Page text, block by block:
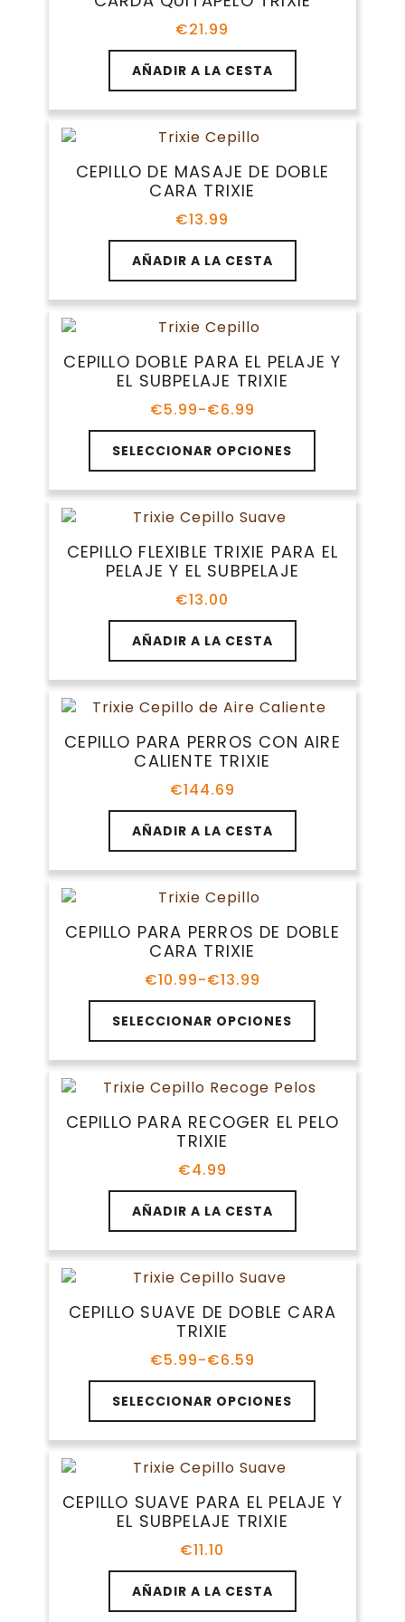
opciones
pueden
la
producto
€21.99
AÑADIR A LA CESTA
CEPILLO DE MASAJE DE DOBLE
CARA TRIXIE
€13.99
AÑADIR A LA CESTA
CEPILLO DOBLE PARA EL PELAJE Y
EL SUBPELAJE TRIXIE
€5.99-€6.99
Rango
de
precios:
desde
€5.99
hasta
€6.99
SELECCIONAR OPCIONES
Este
producto
tiene
múltiples
variantes.
opciones
elegir
página
de
producto
CEPILLO FLEXIBLE TRIXIE PARA EL
PELAJE Y EL SUBPELAJE
€13.00
AÑADIR A LA CESTA
CEPILLO PARA PERROS CON AIRE
CALIENTE TRIXIE
€144.69
AÑADIR A LA CESTA
CEPILLO PARA PERROS DE DOBLE
CARA TRIXIE
€10.99-€13.99
Rango
de
precios:
desde
€10.99
hasta
€13.99
SELECCIONAR OPCIONES
Este
producto
tiene
múltiples
variantes.
opciones
elegir
página
producto
CEPILLO PARA RECOGER EL PELO
TRIXIE
€4.99
AÑADIR A LA CESTA
CEPILLO SUAVE DE DOBLE CARA
TRIXIE
€5.99-€6.59
Rango
de
precios:
desde
€5.99
hasta
€6.59
SELECCIONAR OPCIONES
Este
producto
tiene
múltiples
variantes.
opciones
elegir
CEPILLO SUAVE PARA EL PELAJE Y
EL SUBPELAJE TRIXIE
€11.10
AÑADIR A LA CESTA